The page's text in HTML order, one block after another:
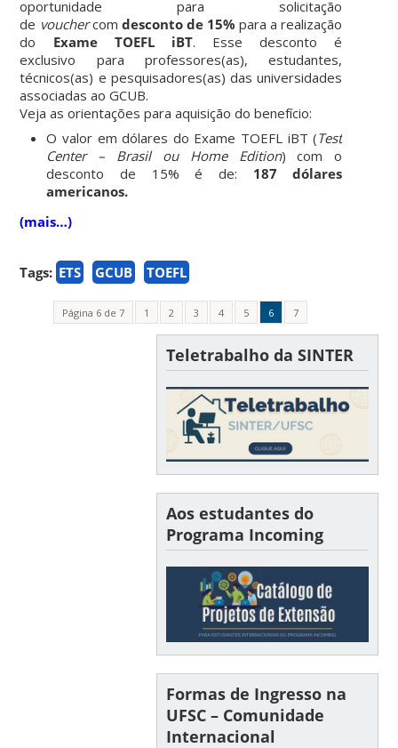
oportunidade para solicitação
de vouchercom desconto de 15% para a realização
do Exame TOEFL iBT. Esse desconto é
exclusivo
para professores(as), estudantes,
técnicos(as) e pesquisadores(as) das universidades
associadas ao GCUB.
Veja as orientações para aquisição do benefício:
O valor em dólares do Exame TOEFL iBT (Test
Center – Brasil ou Home Edition) com o
desconto de 15% é de: 187 dólares
americanos.
(mais…)
Tags: ETS GCUB TOEFL
Página 6 de 7 1 2 3 4 5 6 7
Teletrabalho da SINTER
Aos estudantes do
Programa Incoming
Formas de Ingresso na
UFSC – Comunidade
Internacional